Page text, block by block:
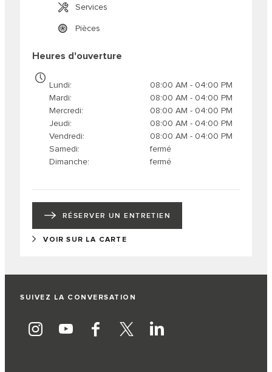
Services
Pièces
Heures d'ouverture
Lundi
08:00 AM - 04:00 PM
Mardi
08:00 AM - 04:00 PM
Mercredi
08:00 AM - 04:00 PM
Jeudi
08:00 AM - 04:00 PM
Vendredi
08:00 AM - 04:00 PM
Samedi
fermé
Dimanche
fermé
RÉSERVER UN ENTRETIEN
VOIR SUR LA CARTE
SUIVEZ LA CONVERSATION